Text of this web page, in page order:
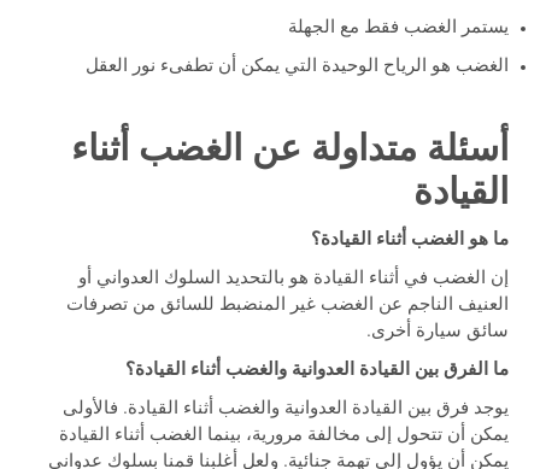
يستمر الغضب فقط مع الجهلة
الغضب هو الرياح الوحيدة التي يمكن أن تطفىء نور العقل
أسئلة متداولة عن الغضب أثناء
القيادة
ما هو الغضب أثناء القيادة؟
إن الغضب في أثناء القيادة هو بالتحديد السلوك العدواني أو
العنيف الناجم عن الغضب غير المنضبط للسائق من تصرفات
سائق سيارة أخرى.
ما الفرق بين القيادة العدوانية والغضب أثناء القيادة؟
يوجد فرق بين القيادة العدوانية والغضب أثناء القيادة. فالأولى
يمكن أن تتحول إلى مخالفة مرورية، بينما الغضب أثناء القيادة
يمكن أن يؤول إلى تهمة جنائية. ولعل أغلبنا قمنا بسلوك عدواني